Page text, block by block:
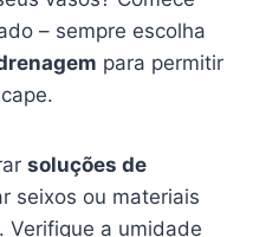
– sempre escolha
para permitir
soluções de
seixos ou materiais
Verifique a umidade